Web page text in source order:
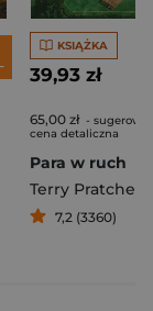
KSIĄŻKA
39,93 zł
65,00 zł -
cena detaliczna
Para w ruch
Terry Pratchett
7,2 (3360)